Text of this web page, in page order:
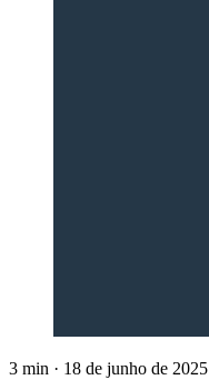
3 min · 18 de junho de 2025